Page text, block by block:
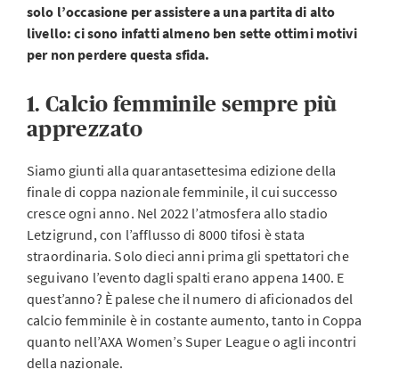
solo l’occasione per assistere a una partita di alto
livello: ci sono infatti almeno ben sette ottimi motivi
per non perdere questa sfida.
1. Calcio femminile sempre più
apprezzato
Siamo giunti alla quarantasettesima edizione della
finale di coppa nazionale femminile, il cui successo
cresce ogni anno. Nel 2022 l’atmosfera allo stadio
Letzigrund, con l’afflusso di 8000 tifosi è stata
straordinaria. Solo dieci anni prima gli spettatori che
seguivano l’evento dagli spalti erano appena 1400. E
quest’anno? È palese che il numero di aficionados del
calcio femminile è in costante aumento, tanto in Coppa
quanto nell’AXA Women’s Super League o agli incontri
della nazionale.